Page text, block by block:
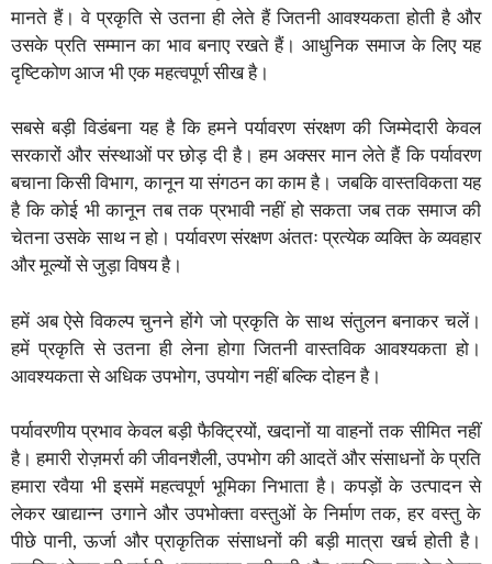
मानते हैं। वे प्रकृति से उतना ही लेते हैं जितनी आवश्यकता होती है और
उसके प्रति सम्मान का भाव बनाए रखते हैं। आधुनिक समाज के लिए यह
दृष्टिकोण आज भी एक महत्वपूर्ण सीख है।
सबसे बड़ी विडंबना यह है कि हमने पर्यावरण संरक्षण की जिम्मेदारी केवल
सरकारों और संस्थाओं पर छोड़ दी है। हम अक्सर मान लेते हैं कि पर्यावरण
बचाना किसी विभाग, कानून या संगठन का काम है। जबकि वास्तविकता यह
है कि कोई भी कानून तब तक प्रभावी नहीं हो सकता जब तक समाज की
चेतना उसके साथ न हो। पर्यावरण संरक्षण अंततः प्रत्येक व्यक्ति के व्यवहार
और मूल्यों से जुड़ा विषय है।
हमें अब ऐसे विकल्प चुनने होंगे जो प्रकृति के साथ संतुलन बनाकर चलें।
हमें प्रकृति से उतना ही लेना होगा जितनी वास्तविक आवश्यकता हो।
आवश्यकता से अधिक उपभोग, उपयोग नहीं बल्कि दोहन है।
पर्यावरणीय प्रभाव केवल बड़ी फैक्ट्रियों, खदानों या वाहनों तक सीमित नहीं
है। हमारी रोज़मर्रा की जीवनशैली, उपभोग की आदतें और संसाधनों के प्रति
हमारा रवैया भी इसमें महत्वपूर्ण भूमिका निभाता है। कपड़ों के उत्पादन से
लेकर खाद्यान्न उगाने और उपभोक्ता वस्तुओं के निर्माण तक, हर वस्तु के
पीछे पानी, ऊर्जा और प्राकृतिक संसाधनों की बड़ी मात्रा खर्च होती है।